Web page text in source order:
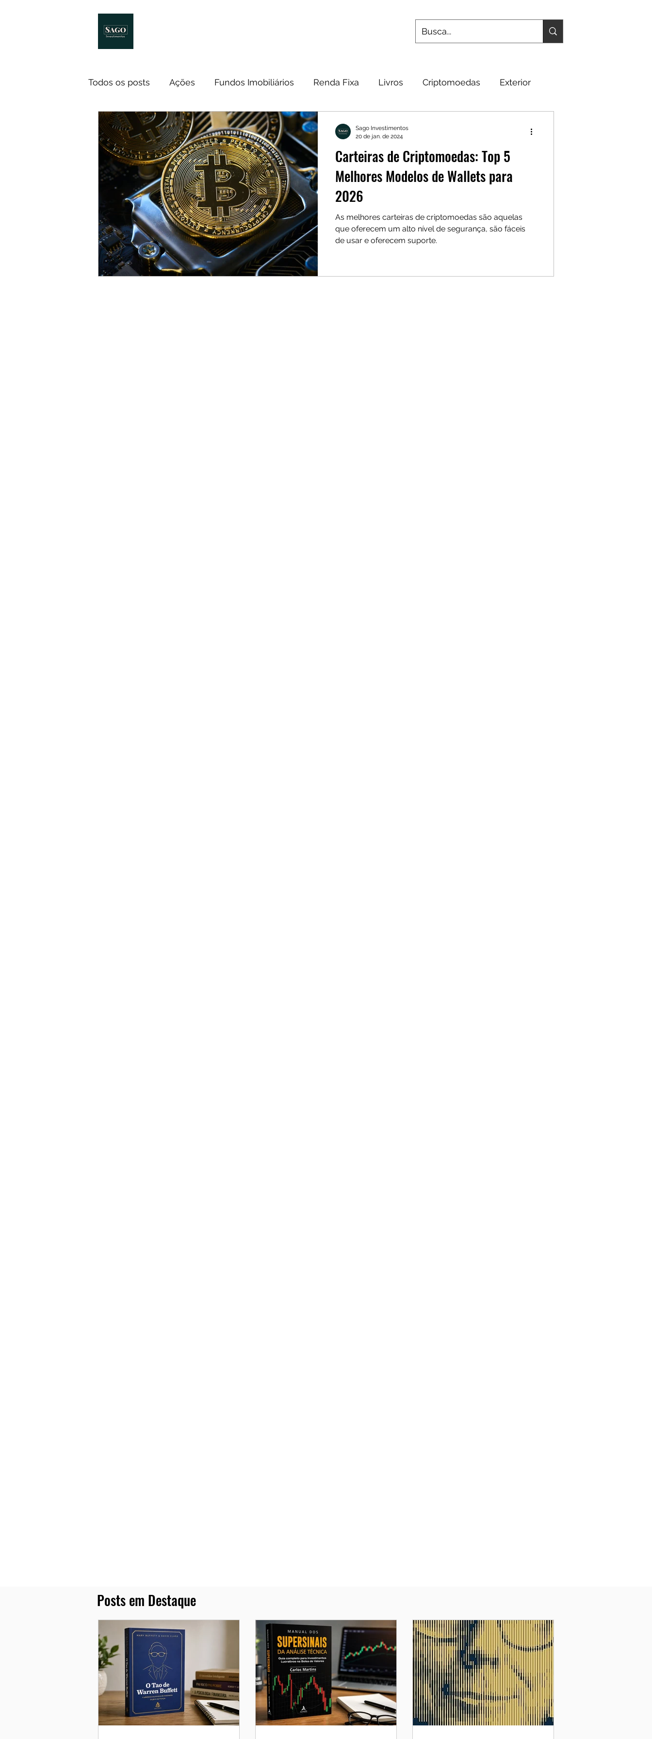
Todos os posts Ações Fundos Imobiliários Renda Fixa Livros Criptomoedas Exterior
Notícias ETF Economia Metais Preciosos
Investidores Cursos Frases Dicas Carteira Bitcoin
Carteiras de Criptomoedas: Top 5
Melhores Modelos de Wallets para
2026
As melhores carteiras de criptomoedas são aquelas
que oferecem um alto nível de segurança, são fáceis
de usar e oferecem suporte.
Sago Investimentos
20 de jan. de 2024
Posts em Destaque